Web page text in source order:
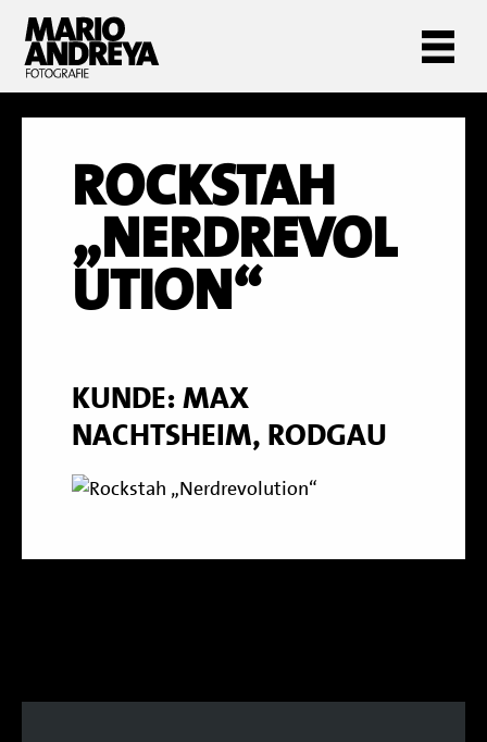
ROCKSTAH
„NERDREVOL
UTION“
KUNDE: MAX
NACHTSHEIM, RODGAU